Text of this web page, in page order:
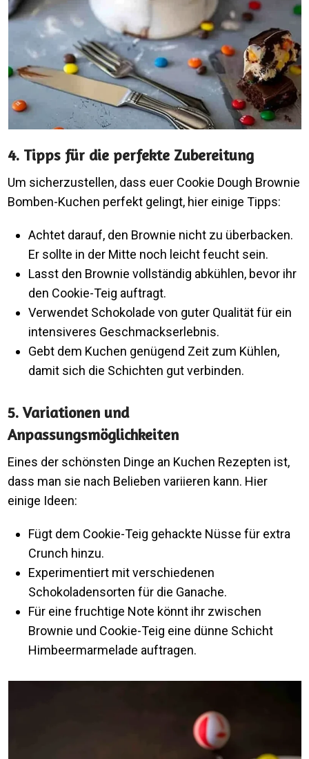
4. Tipps für die perfekte Zubereitung
Um sicherzustellen, dass euer Cookie Dough Brownie
Bomben-Kuchen perfekt gelingt, hier einige Tipps:
Achtet darauf, den Brownie nicht zu überbacken.
Er sollte in der Mitte noch leicht feucht sein.
Lasst den Brownie vollständig abkühlen, bevor ihr
den Cookie-Teig auftragt.
Verwendet Schokolade von guter Qualität für ein
intensiveres Geschmackserlebnis.
Gebt dem Kuchen genügend Zeit zum Kühlen,
damit sich die Schichten gut verbinden.
5. Variationen und
Anpassungsmöglichkeiten
Eines der schönsten Dinge an Kuchen Rezepten ist,
dass man sie nach Belieben variieren kann. Hier
einige Ideen:
Fügt dem Cookie-Teig gehackte Nüsse für extra
Crunch hinzu.
Experimentiert mit verschiedenen
Schokoladensorten für die Ganache.
Für eine fruchtige Note könnt ihr zwischen
Brownie und Cookie-Teig eine dünne Schicht
Himbeermarmelade auftragen.